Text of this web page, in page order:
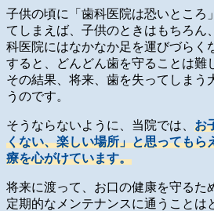
子供の頃に「歯科医院は恐いところ
てしまえば、子供のときはもちろん
科医院にはなかなか足を運びづらく
すると、どんどん歯を守ることは難
その結果、将来、歯を失ってしまう
うのです。
そうならないように、当院では、 お
くない、楽しい場所」と思ってもら
療を心がけています。
将来に渡って、お口の健康を守るた
定期的なメンテナンスに通うことは